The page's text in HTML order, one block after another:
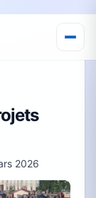
2026